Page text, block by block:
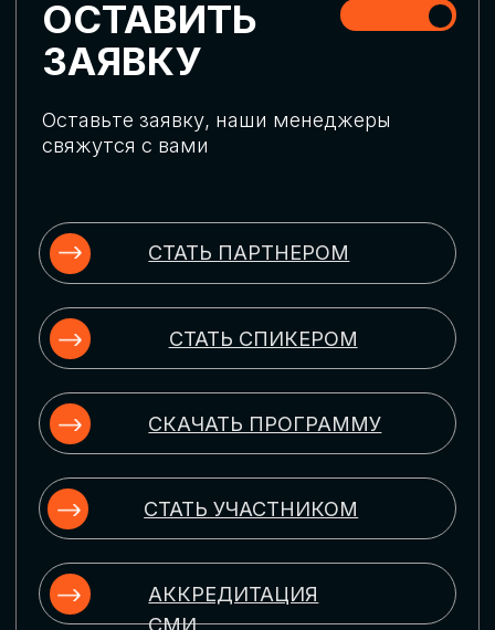
актуальных трендов глобальной цифровой
трансформации. Узнаем о новых подходах
массовом использовании ИИ-
инструментов, обеспечении
ИСКУССТВЕННЫЙ
Узнаем как компании адаптируются к
новой ИИ-реальности. Как ИИ-
сотрудники становятся
«полноправными» членами команды, как
ИИ-помощники забирают на себя рутину
и как можно значительно увеличить
производительность без огромных
затрат на нейросети
ЦИФРОВИЗАЦИЯ
УПРАВЛЕНИЯ ПЕРСОНАЛОМ
Рассмотрим управление человеческим
комплексные решения для роста
производительности и кейсы
оптимизации процессов найма,
развития, оценки и удержания
ЦИФРОВИЗАЦИЯ
КЛИЕНТСКОГО СЕРВИСА